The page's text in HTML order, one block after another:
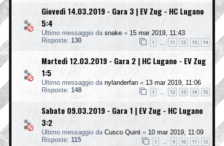
Giovedì 14.03.2019 - Gara 3 | EV Zug - HC Lugano
5:4
Ultimo messaggio da snake « 15 mar 2019, 11:43
Risposte: 130 1 11 12 13 14
Martedì 12.03.2019 - Gara 2 | HC Lugano - EV Zug
1:5
Ultimo messaggio da nylanderfan « 13 mar 2019, 11:06
Risposte: 148 1 12 13 14 15
Sabato 09.03.2019 - Gara 1 | EV Zug - HC Lugano
3:2
Ultimo messaggio da Cusco Quint « 10 mar 2019, 11:09
Risposte: 115 1 9 10 11 12